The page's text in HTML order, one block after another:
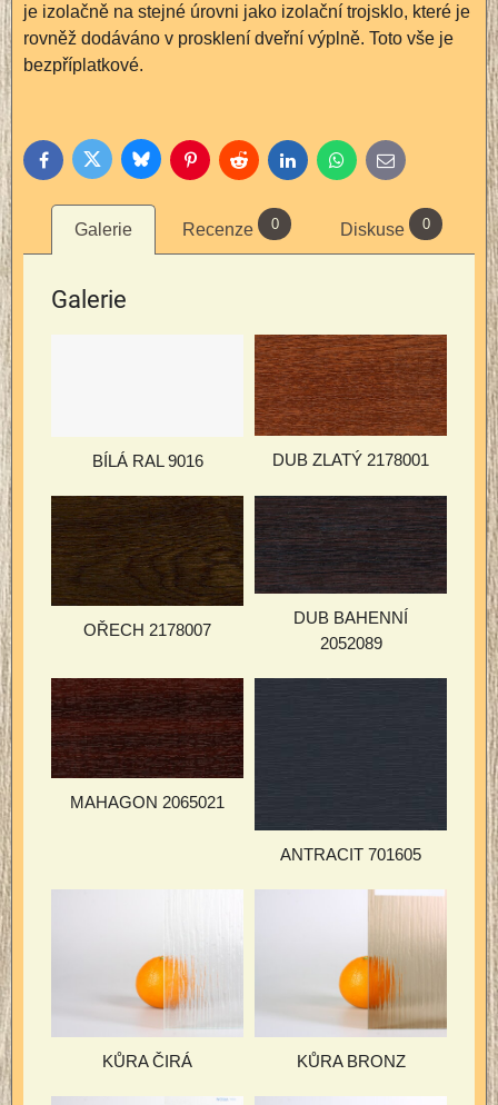
je izolačně na stejné úrovni jako izolační trojsklo, které je
rovněž dodáváno v prosklení dveřní výplně. Toto vše je
bezpříplatkové.
FacebookTwitter BlueskyPinterestReddit LinkedInWhatsApp
E-
mail
Galerie Recenze 0 Diskuse 0
Galerie
BÍLÁ RAL 9016 DUB ZLATÝ 2178001
OŘECH 2178007
DUB BAHENNÍ
2052089
MAHAGON 2065021
ANTRACIT 701605
KŮRA ČIRÁ KŮRA BRONZ